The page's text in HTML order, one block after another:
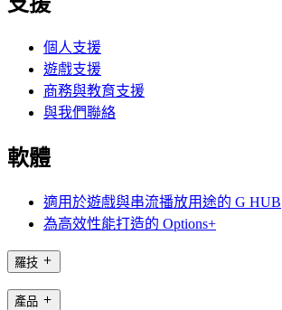
個人支援
遊戲支援
商務與教育支援
與我們聯絡
軟體
適用於遊戲與串流播放用途的 G HUB
為高效性能打造的 Options+
羅技
產品